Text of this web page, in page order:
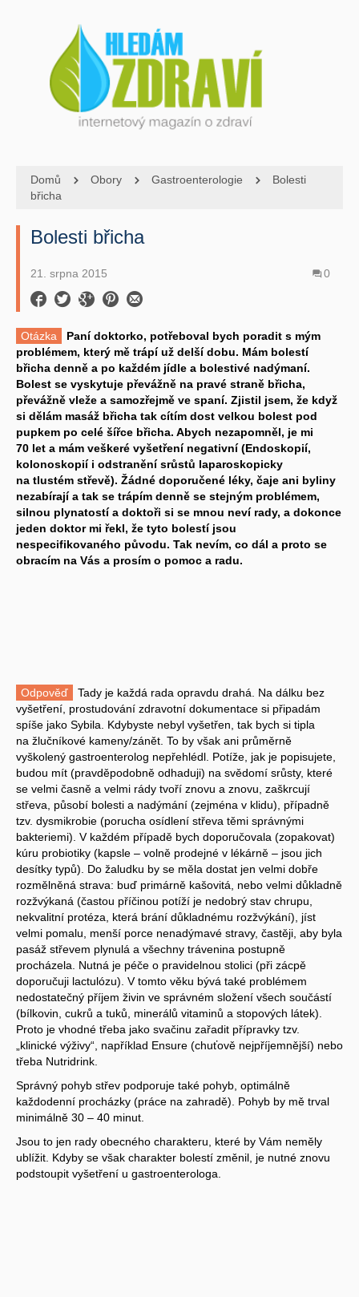
Domů Obory Gastroenterologie
Bolesti
břicha
Bolesti břicha
21. srpna 2015 0
Otázka
Paní doktorko, potřeboval bych poradit s mým
problémem, který mě trápí už delší dobu. Mám bolestí
břicha denně a po každém jídle a bolestivé nadýmaní.
Bolest se vyskytuje převážně na pravé straně břicha,
převážně vleže a samozřejmě ve spaní. Zjistil jsem, že když
si dělám masáž břicha tak cítím dost velkou bolest pod
pupkem po celé šířce břicha. Abych nezapomněl, je mi
70 let a mám veškeré vyšetření negativní (Endoskopií,
kolonoskopií i odstranění srůstů laparoskopicky
na tlustém střevě). Žádné doporučené léky, čaje ani byliny
nezabírají a tak se trápím denně se stejným problémem,
silnou plynatostí a doktoři si se mnou neví rady, a dokonce
jeden doktor mi řekl, že tyto bolestí jsou
nespecifikovaného původu. Tak nevím, co dál a proto se
obracím na Vás a prosím o pomoc a radu.
Odpověď
Tady je každá rada opravdu drahá. Na dálku bez
vyšetření, prostudování zdravotní dokumentace si připadám
spíše jako Sybila. Kdybyste nebyl vyšetřen, tak bych si tipla
na žlučníkové kameny/zánět. To by však ani průměrně
vyškolený gastroenterolog nepřehlédl. Potíže, jak je popisujete,
budou mít (pravděpodobně odhaduji) na svědomí srůsty, které
se velmi časně a velmi rády tvoří znovu a znovu, zaškrcují
střeva, působí bolesti a nadýmání (zejména v klidu), případně
tzv. dysmikrobie (porucha osídlení střeva těmi správnými
bakteriemi). V každém případě bych doporučovala (zopakovat)
kúru probiotiky (kapsle – volně prodejné v lékárně – jsou jich
desítky typů). Do žaludku by se měla dostat jen velmi dobře
rozmělněná strava: buď primárně kašovitá, nebo velmi důkladně
rozžvýkaná (častou příčinou potíží je nedobrý stav chrupu,
nekvalitní protéza, která brání důkladnému rozžvýkání), jíst
velmi pomalu, menší porce nenadýmavé stravy, častěji, aby byla
pasáž střevem plynulá a všechny trávenina postupně
procházela. Nutná je péče o pravidelnou stolici (při zácpě
doporučuji lactulózu). V tomto věku bývá také problémem
nedostatečný příjem živin ve správném složení všech součástí
(bílkovin, cukrů a tuků, minerálů vitaminů a stopových látek).
Proto je vhodné třeba jako svačinu zařadit přípravky tzv.
„klinické výživy“, například Ensure (chuťově nejpříjemnější) nebo
třeba Nutridrink.
Správný pohyb střev podporuje také pohyb, optimálně
každodenní procházky (práce na zahradě). Pohyb by mě trval
minimálně 30 – 40 minut.
Jsou to jen rady obecného charakteru, které by Vám neměly
ublížit. Kdyby se však charakter bolestí změnil, je nutné znovu
podstoupit vyšetření u gastroenterologa.